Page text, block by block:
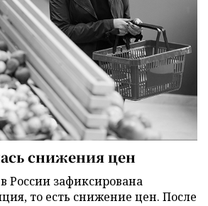
снижения цен
России зафиксирована
то есть снижение цен. После